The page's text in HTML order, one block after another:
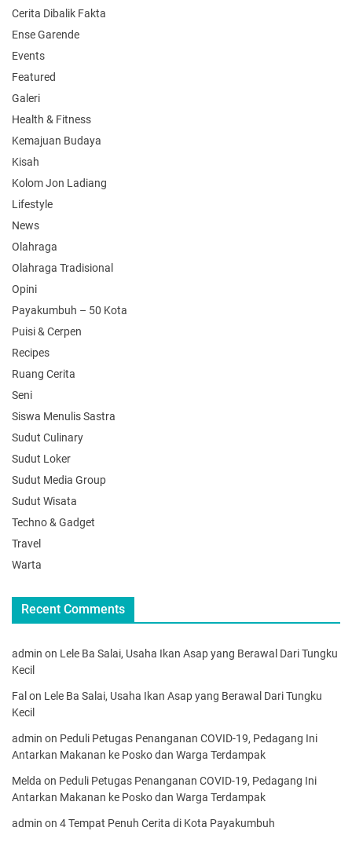
Cerita Dibalik Fakta
Ense Garende
Events
Featured
Galeri
Health & Fitness
Kemajuan Budaya
Kisah
Kolom Jon Ladiang
Lifestyle
News
Olahraga
Olahraga Tradisional
Opini
Payakumbuh – 50 Kota
Puisi & Cerpen
Recipes
Ruang Cerita
Seni
Siswa Menulis Sastra
Sudut Culinary
Sudut Loker
Sudut Media Group
Sudut Wisata
Techno & Gadget
Travel
Warta
Recent Comments
admin on Lele Ba Salai, Usaha Ikan Asap yang Berawal Dari Tungku
Kecil
Fal on Lele Ba Salai, Usaha Ikan Asap yang Berawal Dari Tungku
Kecil
admin on Peduli Petugas Penanganan COVID-19, Pedagang Ini
Antarkan Makanan ke Posko dan Warga Terdampak
Melda on Peduli Petugas Penanganan COVID-19, Pedagang Ini
Antarkan Makanan ke Posko dan Warga Terdampak
admin on 4 Tempat Penuh Cerita di Kota Payakumbuh